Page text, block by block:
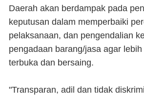
Daerah akan berdampak pada
keputusan dalam memperbaiki
pelaksanaan, dan pengendalian
pengadaan barang/jasa agar
terbuka dan bersaing.
"Transparan, adil dan tidak